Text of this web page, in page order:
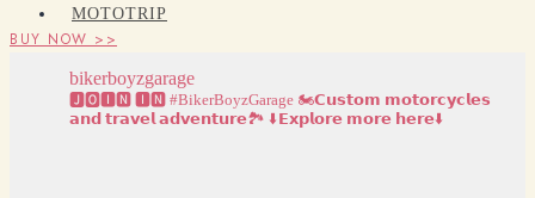
MOTOTRIP
BUY NOW >>
bikerboyzgarage
🅹🅾🅸🅽 🅸🅽 #BikerBoyzGarage 🏍️𝗖𝘂𝘀𝘁𝗼𝗺 𝗺𝗼𝘁𝗼𝗿𝗰𝘆𝗰𝗹𝗲𝘀
𝗮𝗻𝗱 𝘁𝗿𝗮𝘃𝗲𝗹 𝗮𝗱𝘃𝗲𝗻𝘁𝘂𝗿𝗲🏞️ ⬇️𝗘𝘅𝗽𝗹𝗼𝗿𝗲 𝗺𝗼𝗿𝗲 𝗵𝗲𝗿𝗲⬇️